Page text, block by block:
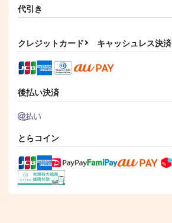
代引き
クレジットカード キャッシュレス決済
後払い決済
とらコイン